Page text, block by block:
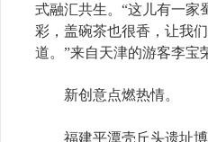
式融汇共生。“这儿有一家
彩，盖碗茶也很香，让我
道。”来自天津的游客李宝
新创意点燃热情。
福建平潭壳丘头遗址博